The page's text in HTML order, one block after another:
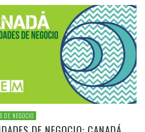
DE NEGOCIO